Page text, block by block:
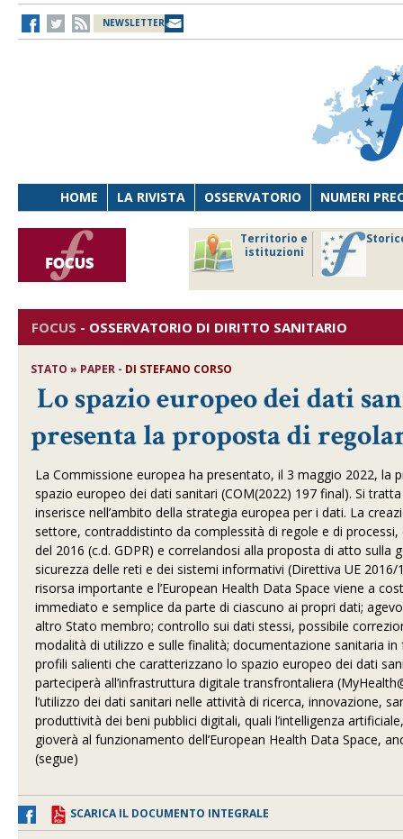
NEWSLETTER
HOME LA RIVISTA OSSERVATORIO NUMERI
Territorio e
istituzioni
FOCUS - OSSERVATORIO DI DIRITTO SANITARIO
STATO » PAPER - DI STEFANO CORSO
Lo spazio europeo dei dati
presenta la proposta di
La Commissione europea ha presentato, il 3 maggio 2022,
spazio europeo dei dati sanitari (COM(2022) 197 final). Si
inserisce nell’ambito della strategia europea per i dati. La
settore, contraddistinto da complessità di regole e di
del 2016 (c.d. GDPR) e correlandosi alla proposta di atto
sicurezza delle reti e dei sistemi informativi (Direttiva UE
risorsa importante e l’European Health Data Space viene a
immediato e semplice da parte di ciascuno ai propri dati;
altro Stato membro; controllo sui dati stessi, possibile
modalità di utilizzo e sulle finalità; documentazione sanitaria
profili salienti che caratterizzano lo spazio europeo dei dati
parteciperà all’infrastruttura digitale transfrontaliera
l’utilizzo dei dati sanitari nelle attività di ricerca, innovazione,
produttività dei beni pubblici digitali, quali l’intelligenza
gioverà al funzionamento dell’European Health Data Space,
(segue)
SCARICA IL DOCUMENTO INTEGRALE